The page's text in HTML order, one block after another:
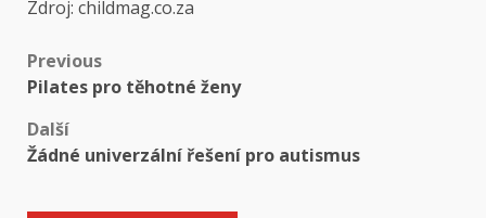
Zdroj: childmag.co.za
Post
navigation
Previous
Pilates pro těhotné ženy
Další
Žádné univerzální řešení pro autismus